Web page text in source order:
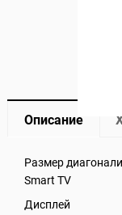
Описание
Размер
Smart TV
Дисплей